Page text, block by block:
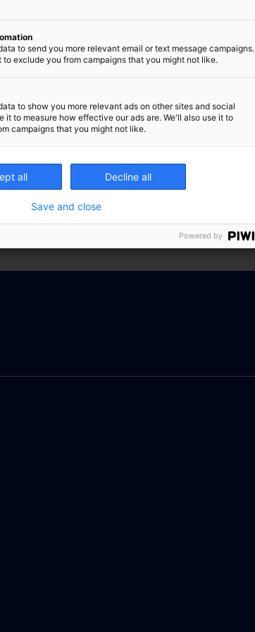
to send you more relevant email or text message campaigns.
to exclude you from campaigns that you might not like.
to show you more relevant ads on other sites and social
it to measure how effective our ads are. We'll also use it to
campaigns that you might not like.
all Decline all
Save and close
Powered by